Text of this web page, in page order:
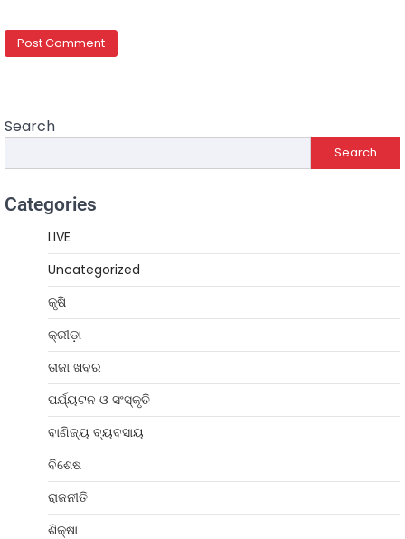
Search
Search
Categories
LIVE
Uncategorized
କୃଷି
କ୍ରୀଡ଼ା
ତାଜା ଖବର
ପର୍ଯ୍ୟଟନ ଓ ସଂସ୍କୃତି
ବାଣିଜ୍ୟ ବ୍ୟବସାୟ
ବିଶେଷ
ରାଜନୀତି
ଶିକ୍ଷା